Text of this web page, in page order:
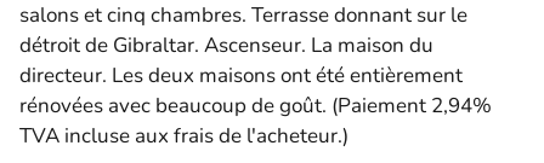
salons et cinq chambres. Terrasse donnant sur le
détroit de Gibraltar. Ascenseur. La maison du
directeur. Les deux maisons ont été entièrement
rénovées avec beaucoup de goût. (Paiement 2,94%
TVA incluse aux frais de l'acheteur.)